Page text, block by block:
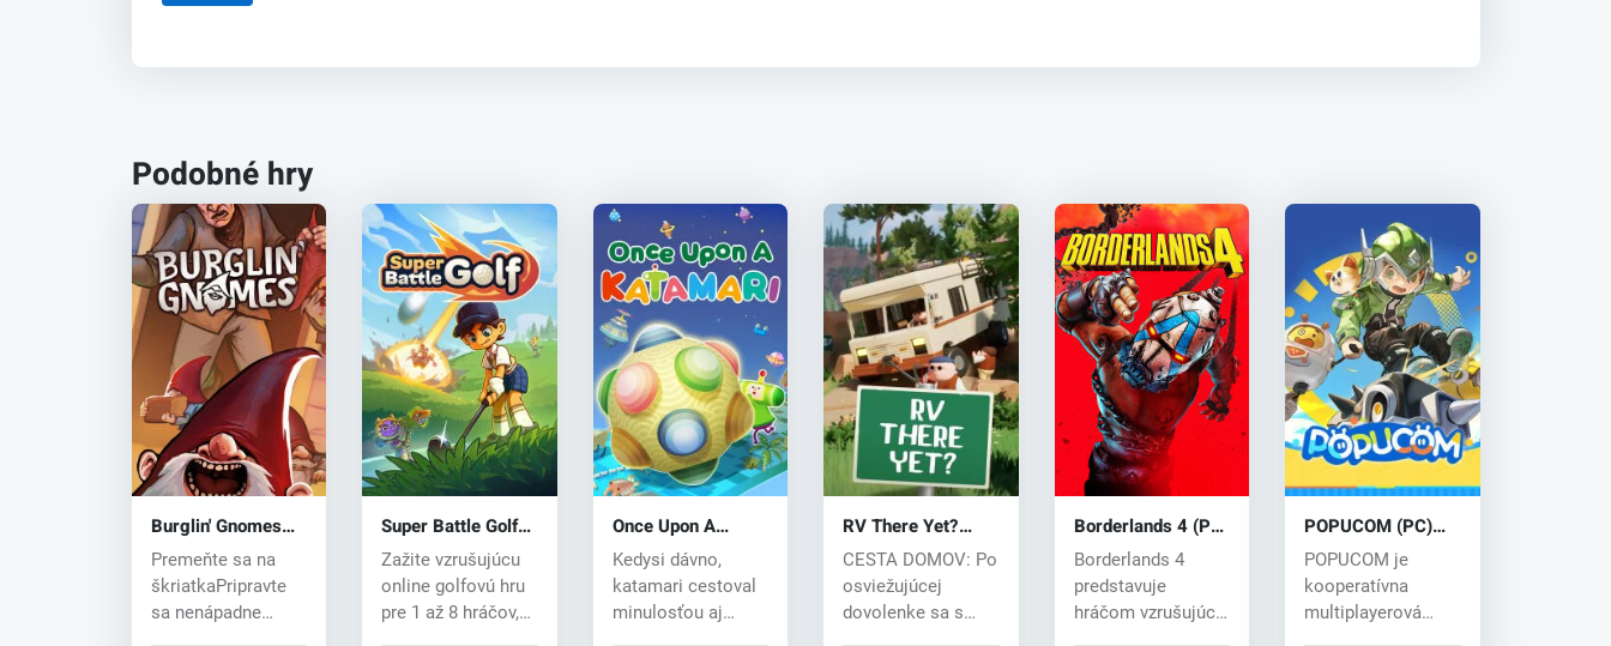
Podobné hry
Burglin' Gnomes
(PC) key
Premeňte sa na
škriatkaPripravte
sa nenápadne
Super Battle Golf
(PC) key
Zažite vzrušujúcu
online golfovú hru
pre 1 až 8 hráčov,
Once Upon A
KATAMARI (PC)
key
Kedysi dávno,
katamari cestoval
minulosťou aj
RV There Yet?
(PC) key
CESTA DOMOV: Po
osviežujúcej
dovolenke sa s
Borderlands 4 (PC)
key
Borderlands 4
predstavuje
hráčom vzrušujúce
POPUCOM (PC)
key
POPUCOM je
kooperatívna
multiplayerová